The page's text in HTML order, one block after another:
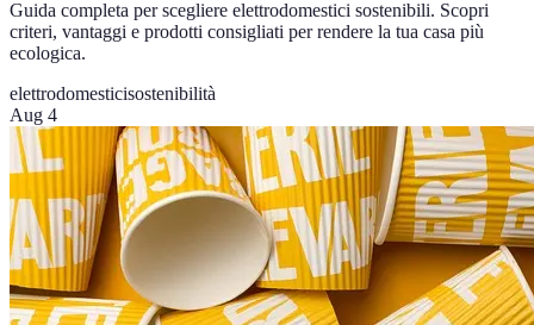
Guida completa per scegliere elettrodomestici sostenibili. Scopri
criteri, vantaggi e prodotti consigliati per rendere la tua casa più
ecologica.
elettrodomesticisostenibilità
Aug 4